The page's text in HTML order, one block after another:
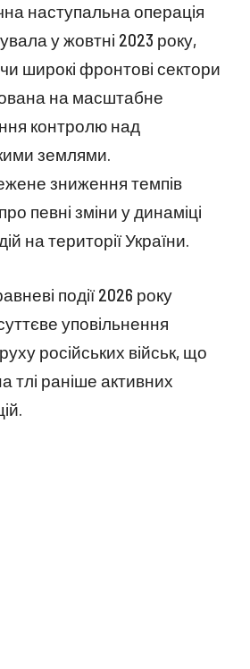
наступальна операція
у жовтні 2023 року,
широкі фронтові сектори
на масштабне
контролю над
землями.
зниження темпів
певні зміни у динаміці
на території України.
події 2026 року
уповільнення
російських військ, що
тлі раніше активних